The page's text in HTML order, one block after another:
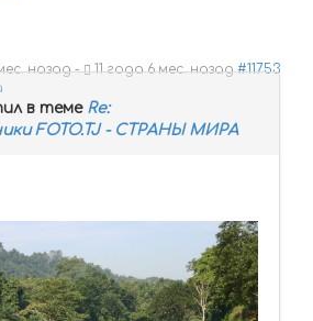
назад- 11 года 6 мес. назад #11753
в теме Re:
FOTO.TJ - СТРАНЫ МИРА